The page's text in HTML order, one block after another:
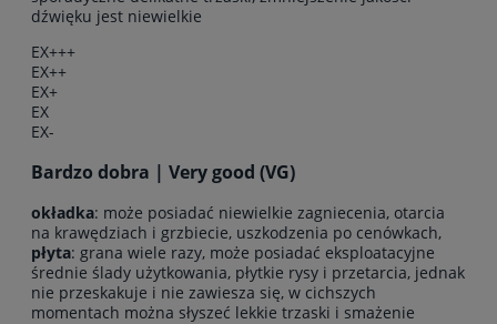
dźwięku jest niewielkie
EX+++
EX++
EX+
EX
EX-
Bardzo dobra | Very good (VG)
okładka: może posiadać niewielkie zagniecenia, otarcia
na krawędziach i grzbiecie, uszkodzenia po cenówkach,
płyta: grana wiele razy, może posiadać eksploatacyjne
średnie ślady użytkowania, płytkie rysy i przetarcia, jednak
nie przeskakuje i nie zawiesza się, w cichszych
momentach można słyszeć lekkie trzaski i smażenie